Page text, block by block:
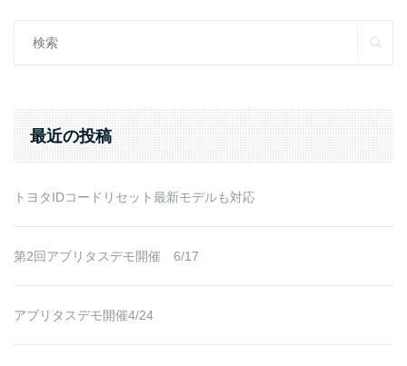
Search
最近の投稿
トヨタIDコードリセット最新モデルも対応
第2回アブリタスデモ開催 6/17
アブリタスデモ開催4/24